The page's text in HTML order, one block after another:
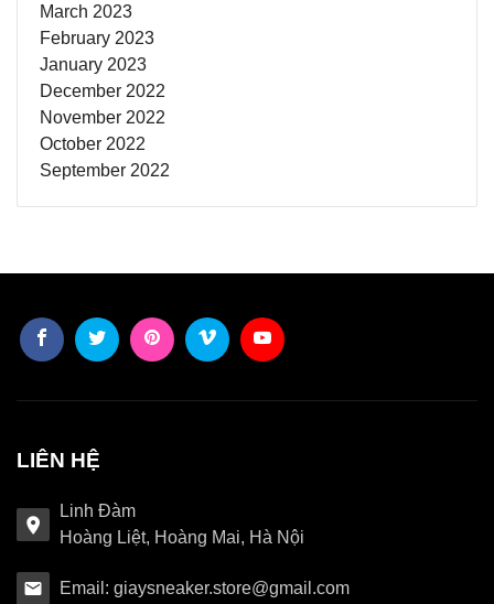
March 2023
February 2023
January 2023
December 2022
November 2022
October 2022
September 2022
LIÊN HỆ
Linh Đàm
Hoàng Liệt, Hoàng Mai, Hà Nội
Email: giaysneaker.store@gmail.com